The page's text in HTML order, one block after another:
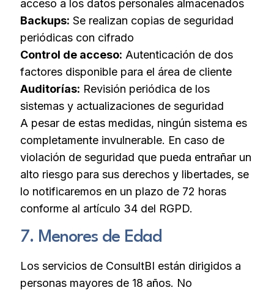
acceso a los datos personales almacenados
Backups: Se realizan copias de seguridad
periódicas con cifrado
Control de acceso: Autenticación de dos
factores disponible para el área de cliente
Auditorías: Revisión periódica de los
sistemas y actualizaciones de seguridad
A pesar de estas medidas, ningún sistema es
completamente invulnerable. En caso de
violación de seguridad que pueda entrañar un
alto riesgo para sus derechos y libertades, se
lo notificaremos en un plazo de 72 horas
conforme al artículo 34 del RGPD.
7. Menores de Edad
Los servicios de ConsultBI están dirigidos a
personas mayores de 18 años. No